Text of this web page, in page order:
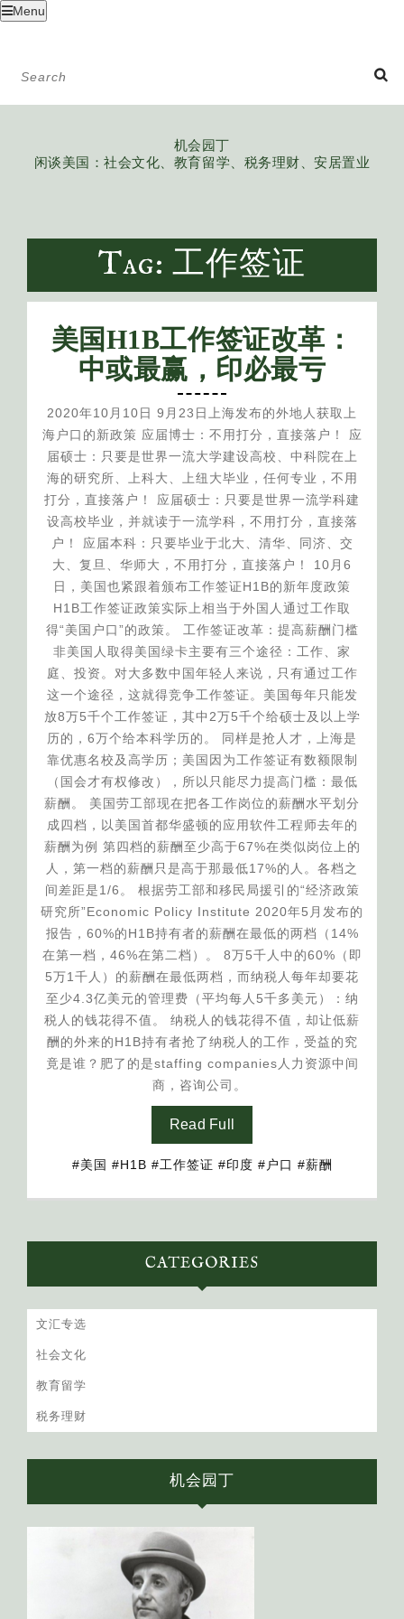
Menu
机会园丁
闲谈美国：社会文化、教育留学、税务理财、安居置业
Tag: 工作签证
美国H1B工作签证改革：
中或最赢，印必最亏
2020年10月10日 9月23日上海发布的外地人获取上
海户口的新政策 应届博士：不用打分，直接落户！ 应
届硕士：只要是世界一流大学建设高校、中科院在上
海的研究所、上科大、上纽大毕业，任何专业，不用
打分，直接落户！ 应届硕士：只要是世界一流学科建
设高校毕业，并就读于一流学科，不用打分，直接落
户！ 应届本科：只要毕业于北大、清华、同济、交
大、复旦、华师大，不用打分，直接落户！ 10月6
日，美国也紧跟着颁布工作签证H1B的新年度政策
H1B工作签证政策实际上相当于外国人通过工作取
得“美国户口”的政策。 工作签证改革：提高薪酬门槛
非美国人取得美国绿卡主要有三个途径：工作、家
庭、投资。对大多数中国年轻人来说，只有通过工作
这一个途径，这就得竞争工作签证。美国每年只能发
放8万5千个工作签证，其中2万5千个给硕士及以上学
历的，6万个给本科学历的。 同样是抢人才，上海是
靠优惠名校及高学历；美国因为工作签证有数额限制
（国会才有权修改），所以只能尽力提高门槛：最低
薪酬。 美国劳工部现在把各工作岗位的薪酬水平划分
成四档，以美国首都华盛顿的应用软件工程师去年的
薪酬为例 第四档的薪酬至少高于67%在类似岗位上的
人，第一档的薪酬只是高于那最低17%的人。各档之
间差距是1/6。 根据劳工部和移民局援引的“经济政策
研究所”Economic Policy Institute 2020年5月发布的
报告，60%的H1B持有者的薪酬在最低的两档（14%
在第一档，46%在第二档）。 8万5千人中的60%（即
5万1千人）的薪酬在最低两档，而纳税人每年却要花
至少4.3亿美元的管理费（平均每人5千多美元）：纳
税人的钱花得不值。 纳税人的钱花得不值，却让低薪
酬的外来的H1B持有者抢了纳税人的工作，受益的究
竟是谁？肥了的是staffing companies人力资源中间
商，咨询公司。
Read Full
#美国 #H1B #工作签证 #印度 #户口 #薪酬
CATEGORIES
文汇专选
社会文化
教育留学
税务理财
机会园丁